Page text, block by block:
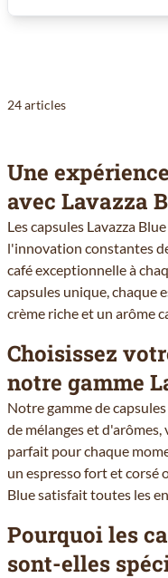
24articles
Une
avec Lavazza
Les capsules Lavazza
l'innovation constantes
café exceptionnelle à
capsules unique, chaque
crème riche et un arôme
Choisissez
notre gamme
Notre gamme de
de mélanges et
parfait pour chaque
un espresso fort et corsé
Blue satisfait toutes les
Pourquoi les
sont-elles